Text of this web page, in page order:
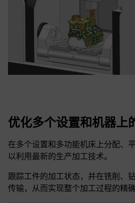
优化多个设置和机器上
在多个设置和多功能机床上分配、
以利用最新的生产加工技术。
跟踪工件的加工状态，并在铣削、
传输，从而实现整个加工过程的精确